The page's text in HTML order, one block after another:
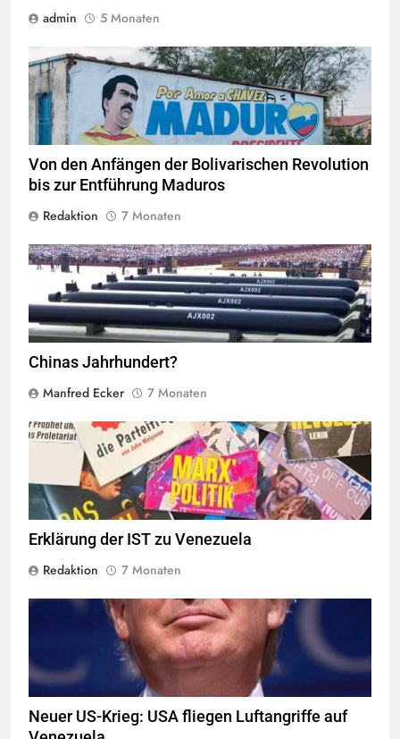
admin 5 Monaten
Quelle© WilfredorCC-BY-SA-1.0
Von den Anfängen der Bolivarischen Revolution
bis zur Entführung Maduros
Redaktion
7 Monaten
Neue Waffen bei der Militärparade in Peking 2025,Quelle©CC-BY-
SA-4.0
Chinas Jahrhundert?
Manfred Ecker
7 Monaten
© linkswende.org,CC-BY-SA-1.0
Erklärung der IST zu Venezuela
Redaktion
7 Monaten
Donald Trump © Gage Skidmore, Quelle©
Neuer US-Krieg: USA fliegen Luftangriffe auf